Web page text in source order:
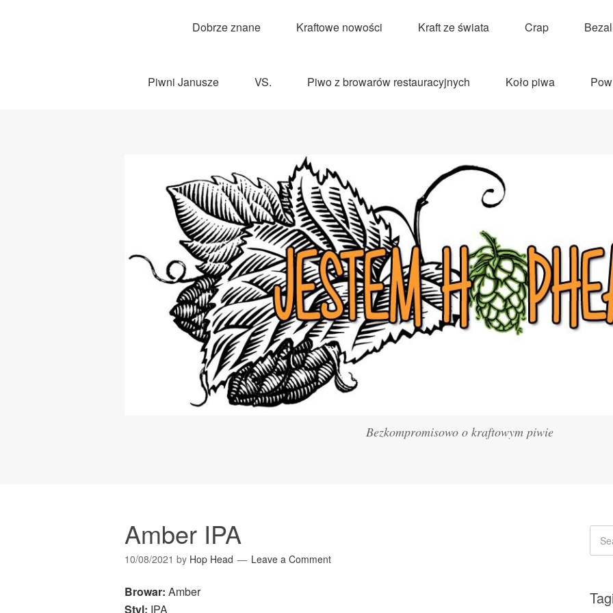
Dobrze znane Kraftowe nowości Kraft ze świata Crap
Piwni Janusze VS. Piwo z browarów restauracyjnych Koło piwa
Bezkompromisowo o kraftowym piwie
Amber IPA
10/08/2021 by Hop Head Leave a Comment
Browar: Amber
Styl: IPA